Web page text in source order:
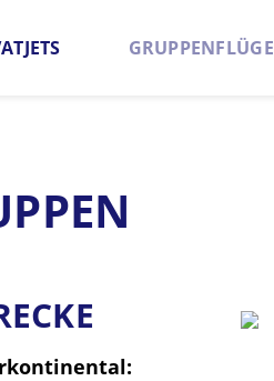
GRUPPENFLÜGE